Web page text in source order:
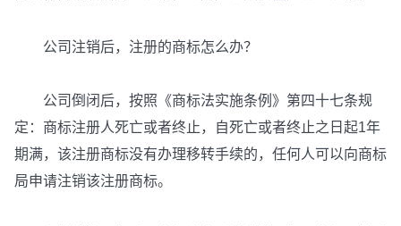
公司注销后，注册的商标怎么办？
公司倒闭后，按照《商标法实施条例》第四十七条规
定：商标注册人死亡或者终止，自死亡或者终止之日起1年
期满，该注册商标没有办理移转手续的，任何人可以向商标
局申请注销该注册商标。